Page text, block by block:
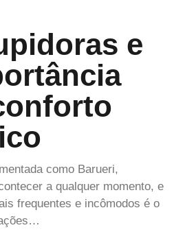
e
como Barueri,
a qualquer momento, e
frequentes e incômodos é o